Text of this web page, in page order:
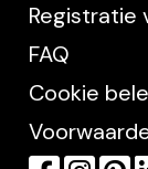
Registratie
FAQ
Cookie